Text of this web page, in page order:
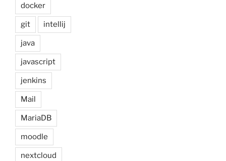
docker
git intellij
java
javascript
jenkins
Mail
MariaDB
moodle
nextcloud